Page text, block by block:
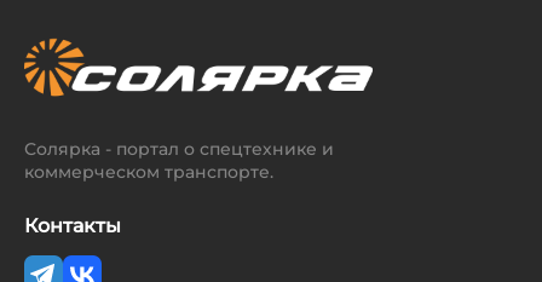
Солярка - портал о спецтехнике и
коммерческом транспорте.
Контакты